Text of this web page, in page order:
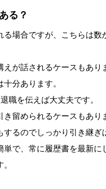
る？
る場合ですが、こちらは
えが話されるケースもあり
分あります。
職を伝えば大丈夫です。
留められるケースもあり
るのでしっかり引き継ぎ
で、常に履歴書を最新
。